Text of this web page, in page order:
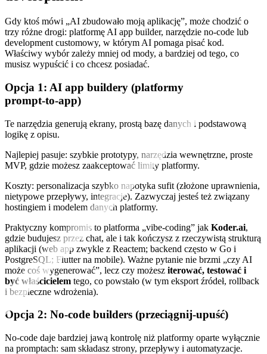
Gdy ktoś mówi „AI zbudowało moją aplikację”, może chodzić o
trzy różne drogi: platformę AI app builder, narzędzie no‑code lub
development customowy, w którym AI pomaga pisać kod.
Właściwy wybór zależy mniej od mody, a bardziej od tego, co
musisz wypuścić i co chcesz posiadać.
Opcja 1: AI app buildery (platformy
prompt‑to‑app)
Te narzędzia generują ekrany, prostą bazę danych i podstawową
logikę z opisu.
Najlepiej pasuje: szybkie prototypy, narzędzia wewnętrzne, proste
MVP, gdzie możesz zaakceptować limity platformy.
Koszty: personalizacja szybko napotyka sufit (złożone uprawnienia,
nietypowe przepływy, integracje). Zazwyczaj jesteś też związany
hostingiem i modelem danych platformy.
Praktyczny kompromis to platforma „vibe‑coding” jak Koder.ai,
gdzie budujesz przez chat, ale i tak kończysz z rzeczywistą strukturą
aplikacji (web app zwykle z Reactem; backend często w Go i
PostgreSQL; Flutter na mobile). Ważne pytanie nie brzmi „czy AI
może coś wygenerować”, lecz czy możesz iterować, testować i
być właścicielem tego, co powstało (w tym eksport źródeł, rollback
i bezpieczne wdrożenia).
Opcja 2: No‑code builders (przeciągnij‑upuść)
No‑code daje bardziej jawą kontrolę niż platformy oparte wyłącznie
na promptach: sam składasz strony, przepływy i automatyzacje.